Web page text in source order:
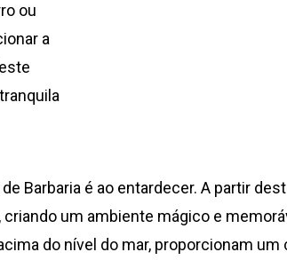
ou
a
Barbaria é ao entardecer. A partir
um ambiente mágico e
do nível do mar, proporcionam